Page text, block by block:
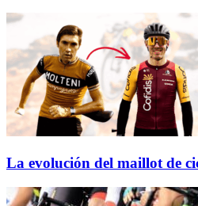
La evolución del maillot de